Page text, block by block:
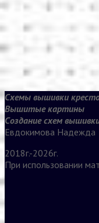
Схемы вышивки
Вышитые картины
Создание схем
Евдокимова Надежда
2018г.-2026г.
При использовании